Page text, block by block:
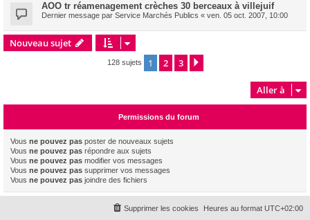
AOO tr réamenagement crèches 30 berceaux à villejuif
Dernier message par Service Marchés Publics « ven. 05 oct. 2007, 10:00
Nouveau sujet
128 sujets 1 2 3
Aller à
Permissions du forum
Vous ne pouvez pas poster de nouveaux sujets
Vous ne pouvez pas répondre aux sujets
Vous ne pouvez pas modifier vos messages
Vous ne pouvez pas supprimer vos messages
Vous ne pouvez pas joindre des fichiers
Heures au format UTC+02:00
Supprimer les cookies